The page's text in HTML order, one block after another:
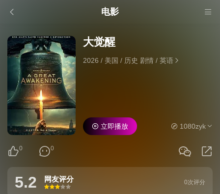
电影
大觉醒
2026 / 美国 / 历史 剧情/ 英语
0 0
立即播放 1080zyk
5.2 网友评分
很差
较差还行推荐力荐
0次评分